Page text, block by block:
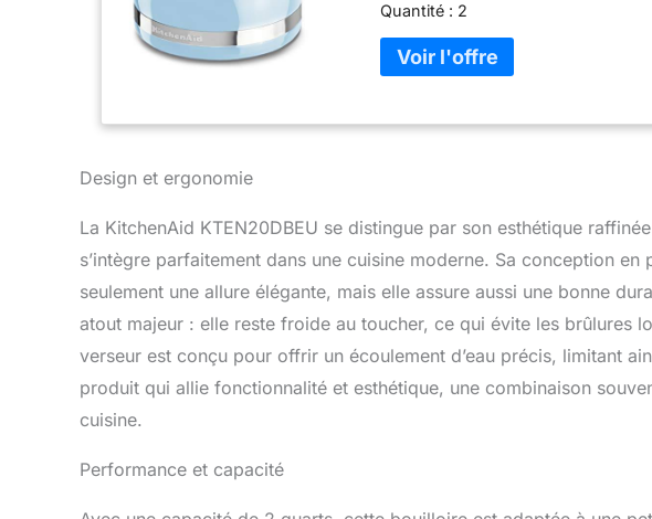
Quantité : 2
Design et ergonomie
La KitchenAid KTEN20DBEU se distingue par son esthétique
s’intègre parfaitement dans une cuisine moderne. Sa conception
seulement une allure élégante, mais elle assure aussi une bonne
atout majeur : elle reste froide au toucher, ce qui évite les brûlures
verseur est conçu pour offrir un écoulement d’eau précis, limitant
produit qui allie fonctionnalité et esthétique, une combinaison
cuisine.
Performance et capacité